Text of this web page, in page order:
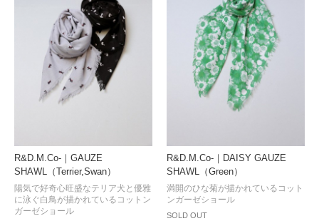
R&D.M.Co-｜GAUZE
SHAWL（Terrier,Swan）
陽気で好奇心旺盛なテリア犬と優雅
に泳ぐ白鳥が描かれているコットン
ガーゼショール
R&D.M.Co-｜DAISY GAUZE
SHAWL（Green）
SOLD OUT
満開のひな菊が描かれているコット
ンガーゼショール